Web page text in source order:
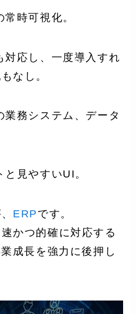
時可視化。
応し、一度導入すれ
なし。
務システム、データ
見やすいUI。
ERP です。
かつ的確に対応する
成長を強力に後押し